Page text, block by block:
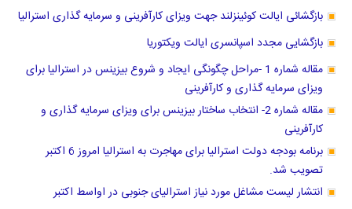
بازگشائی ایالت کوئینزلند جهت ویزای کارآفرینی و سرمایه گذاری استرالیا
بازگشایی مجدد اسپانسری ایالت ویکتوریا
مقاله شماره 1 -مراحل چگونگی ایجاد و شروع بیزینس در استرالیا برای
ویزای سرمایه گذاری و کارآفرینی
مقاله شماره 2- انتخاب ساختار بیزینس برای ویزای سرمایه گذاری و
کارآفرینی
برنامه بودجه دولت استرالیا برای مهاجرت به استرالیا امروز 6 اکتبر
تصویب شد.
انتشار لیست مشاغل مورد نیاز استرالیای جنوبی در اواسط اکتبر